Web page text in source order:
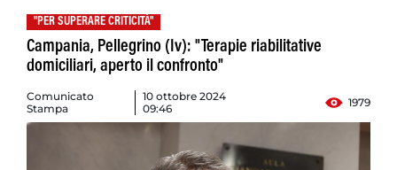
"PER SUPERARE CRITICITÀ"
Campania, Pellegrino (Iv): "Terapie riabilitative
domiciliari, aperto il confronto"
Comunicato
Stampa
10 ottobre 2024
09:46
1979